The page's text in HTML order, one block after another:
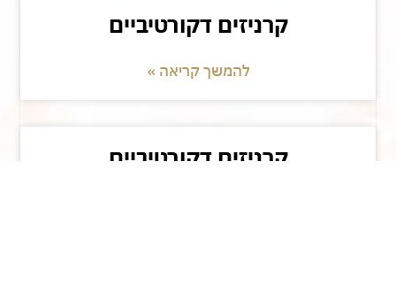
קרניזים דקורטיביים
להמשך קריאה »
קרניזים דקורטיביים